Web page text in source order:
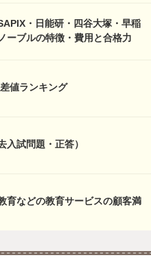
・日能研・四谷大塚・早稲
ーブルの特徴・費用と合格力
値ランキング
入試問題・正答）
育などの教育サービスの顧客満